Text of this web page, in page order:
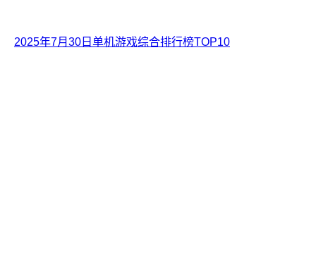
2025年7月30日单机游戏综合排行榜TOP10